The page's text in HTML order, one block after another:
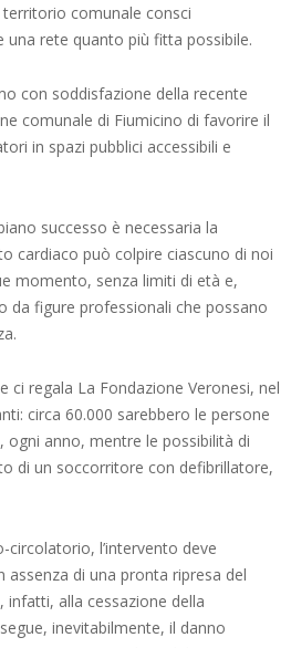
comunale consci
una rete quanto più fitta possibile.
con soddisfazione della recente
comunale di Fiumicino di favorire il
in spazi pubblici accessibili e
successo è necessaria la
cardiaco può colpire ciascuno di noi
momento, senza limiti di età e,
da figure professionali che possano
ci regala La Fondazione Veronesi, nel
circa 60.000 sarebbero le persone
ogni anno, mentre le possibilità di
di un soccorritore con defibrillatore,
l’intervento deve
assenza di una pronta ripresa del
alla cessazione della
inevitabilmente, il danno